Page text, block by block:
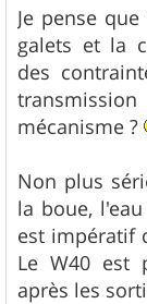
g
e
Je pense
galets et la
des
mécanisme ?
Non plus
la boue,
est impératif
Le W40 est
après les